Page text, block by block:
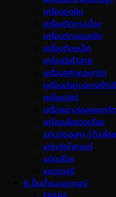
เครื่องดูดฝุ่น
เครื่องตัดกระเบื้อง
เครื่องตัดคอนกรีต
เครื่องตัดเหล็ก
เครื่องมือไร้สาย
เครื่องสกัดคอนกรีต
เครื่องเจียรมอเตอร์หิ
เครื่องเจียร์
เครื่องเซาะร่องคอนกรีต
เครื่องเลื่อยวงเดือน
แท่นตัดองศา-โต๊ะเลื่อย
แท่นตัดไฟเบอร์
แท่นเลื่อย
แบตเตอรี่
B. ปั๊มน้ำและอุปกรณ์